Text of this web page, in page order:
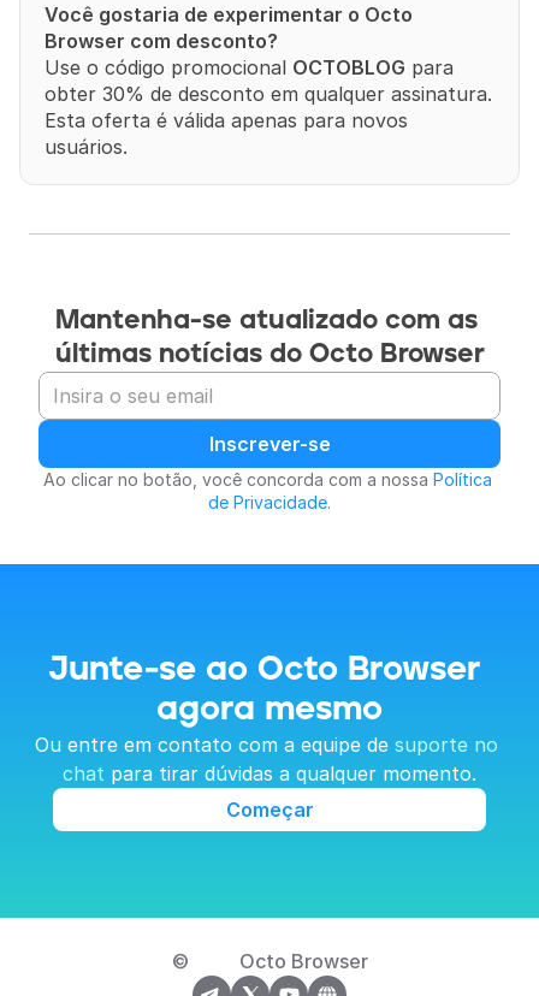
Você gostaria de experimentar o Octo
Browser com desconto?
Use o código promocional OCTOBLOG para
obter 30% de desconto em qualquer assinatura.
Esta oferta é válida apenas para novos
usuários.
Mantenha-se atualizado com as
últimas notícias do Octo Browser
Inscrever-se
Ao clicar no botão, você concorda com a nossa Política
de Privacidade.
Junte-se ao Octo Browser
agora mesmo
Ou entre em contato com a equipe de suporte no
chat para tirar dúvidas a qualquer momento.
Começar
© Octo Browser